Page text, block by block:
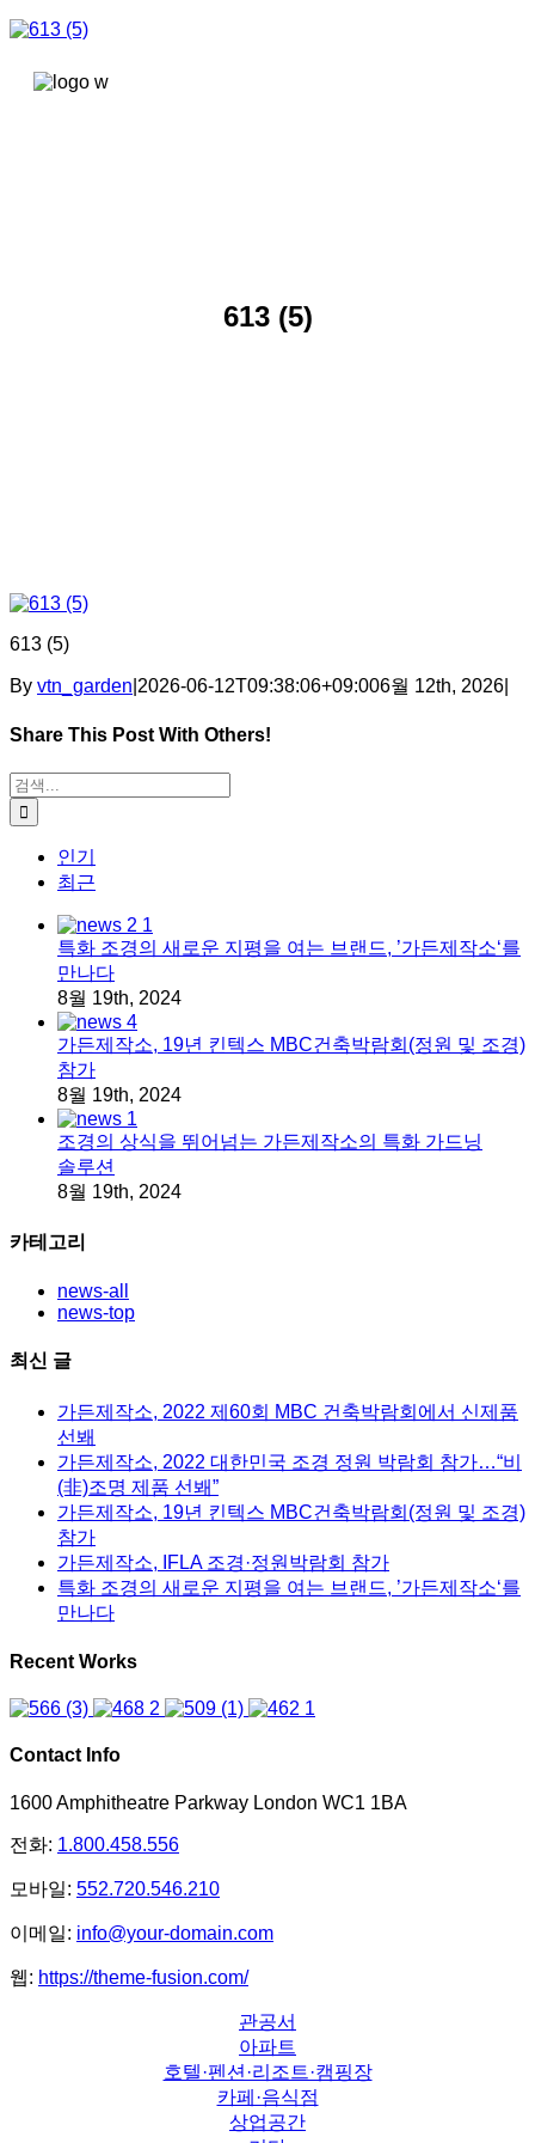
콘텐츠로
613 (5)
613 (5)
By vtn_garden 2026-06-12T09:38:06+09:006월 12th, 2026
Share This Post With Others!
Facebook
X
Tumblr
Pinterest
이메일
검색:
인기
최근
특화 조경의 새로운 지평을 여는 브랜드, ’가든제작소‘를
만나다
8월 19th, 2024
가든제작소, 19년 킨텍스 MBC건축박람회(정원 및 조경)
참가
8월 19th, 2024
조경의 상식을 뛰어넘는 가든제작소의 특화 가드닝
솔루션
8월 19th, 2024
카테고리
news-all
news-top
최신 글
가든제작소, 2022 제60회 MBC 건축박람회에서 신제품
선봬
가든제작소, 2022 대한민국 조경 정원 박람회 참가…“비
(非)조명 제품 선봬”
가든제작소, 19년 킨텍스 MBC건축박람회(정원 및 조경)
참가
가든제작소, IFLA 조경·정원박람회 참가
특화 조경의 새로운 지평을 여는 브랜드, ’가든제작소‘를
만나다
Recent Works
Contact Info
1600 Amphitheatre Parkway London WC1 1BA
전화: 1.800.458.556
모바일: 552.720.546.210
이메일: info@your-domain.com
웹: https://theme-fusion.com/
관공서
아파트
호텔·펜션·리조트·캠핑장
카페·음식점
상업공간